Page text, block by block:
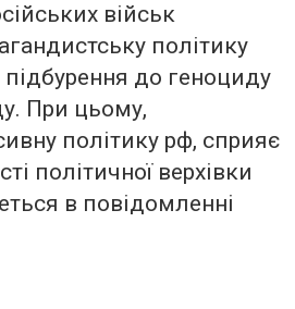
військ
політику
до геноциду
При цьому,
політику рф, сприяє
політичної верхівки
в повідомленні